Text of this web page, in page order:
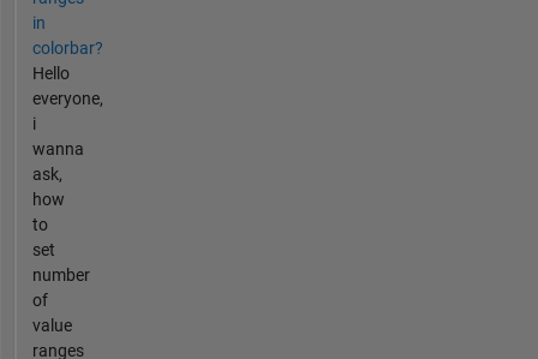
in
colorbar?
Hello
everyone,
i
wanna
ask,
how
to
set
number
of
value
ranges